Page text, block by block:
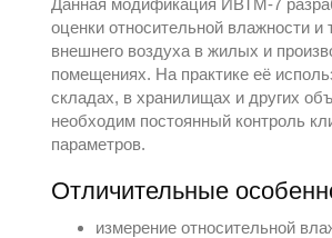
Данная модификация ИВТМ-7
оценки относительной влажности и
внешнего воздуха в жилых и
помещениях. На практике её
складах, в хранилищах и других
необходим постоянный контроль
параметров.
Отличительные
измерение относительной